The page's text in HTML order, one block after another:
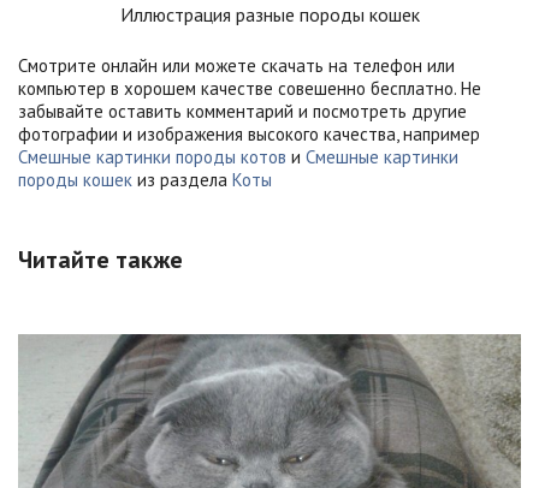
Иллюстрация разные породы кошек
Смотрите онлайн или можете скачать на телефон или
компьютер в хорошем качестве совешенно бесплатно. Не
забывайте оставить комментарий и посмотреть другие
фотографии и изображения высокого качества, например
Смешные картинки породы котов и Смешные картинки
породы кошек из раздела Коты
Читайте также